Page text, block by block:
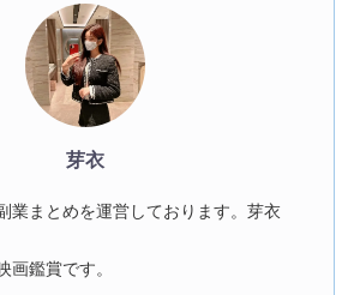
芽衣
業まとめを運営しております。芽衣
画鑑賞です。